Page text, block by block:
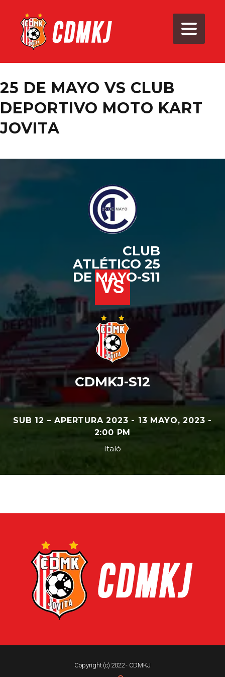
25 DE MAYO VS CLUB
DEPORTIVO MOTO KART
JOVITA
CLUB
ATLÉTICO 25
DE MAYO-S11
VS
CDMKJ-S12
SUB 12 – APERTURA 2023 - 13 MAYO, 2023 -
2:00 PM
Italó
Copyright (c) 2022 - CDMKJ